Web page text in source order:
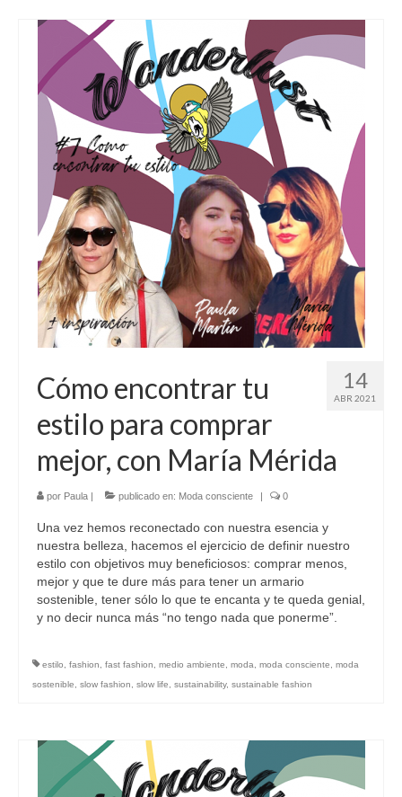
14
ABR 2021
Cómo encontrar tu
estilo para comprar
mejor, con María Mérida
por Paula publicado en: Moda consciente 0
Una vez hemos reconectado con nuestra esencia y
nuestra belleza, hacemos el ejercicio de definir nuestro
estilo con objetivos muy beneficiosos: comprar menos,
mejor y que te dure más para tener un armario
sostenible, tener sólo lo que te encanta y te queda genial,
y no decir nunca más “no tengo nada que ponerme”.
estilo, fashion, fast fashion, medio ambiente, moda, moda consciente, moda
sostenible, slow fashion, slow life, sustainability, sustainable fashion